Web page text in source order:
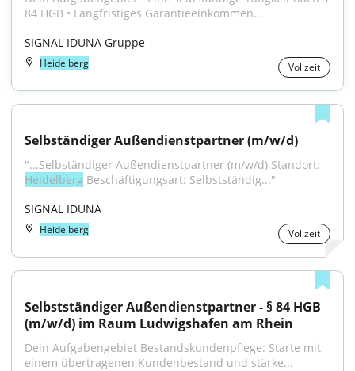
84 HGB • Langfristiges Garantieeinkommen...
SIGNAL IDUNA Gruppe
Heidelberg Vollzeit
Selbständiger Außendienstpartner (m/w/d)
Heidelberg Beschäftigungsart: Selbstständig..."
SIGNAL IDUNA
Heidelberg Vollzeit
Selbstständiger Außendienstpartner - § 84 HGB
(m/w/d) im Raum Ludwigshafen am Rhein
Dein Aufgabengebiet Bestandskundenpflege: Starte mit
einem übertragenen Kundenbestand und stärke...